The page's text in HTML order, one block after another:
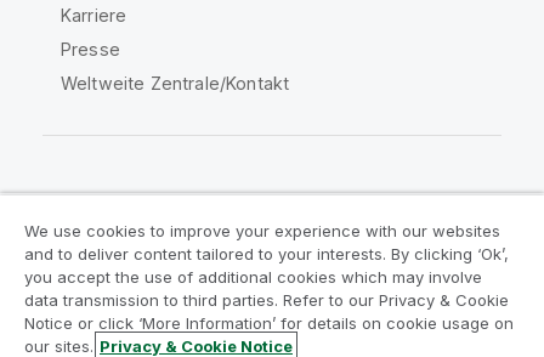
Karriere
Presse
Weltweite Zentrale/Kontakt
Rechtliche Vereinbarungen
Produktbedingungen
Legal Policies
Legal Policies
Benutzungsbedingungen
We use cookies to improve your experience with our websites
and to deliver content tailored to your interests. By clicking ‘Ok’,
you accept the use of additional cookies which may involve
data transmission to third parties. Refer to our Privacy & Cookie
Notice or click ‘More Information’ for details on cookie usage on
our sites. Privacy & Cookie Notice